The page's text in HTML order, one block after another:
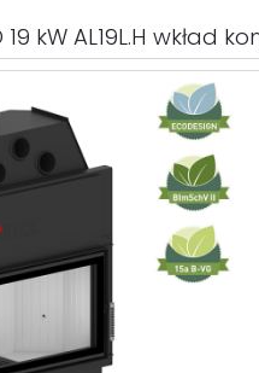
19 kW AL19L.H wkład